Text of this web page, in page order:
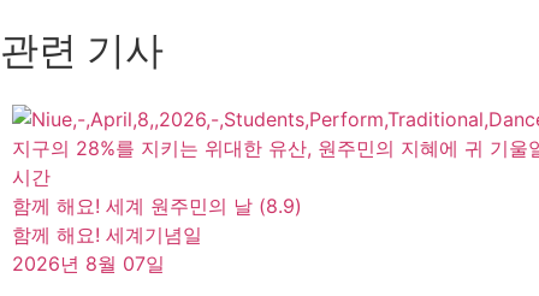
관련 기사
지구의 28%를 지키는 위대한 유산, 원주민의 지혜에 귀 기울
시간
함께 해요! 세계 원주민의 날 (8.9)
함께 해요! 세계기념일
2026년 8월 07일